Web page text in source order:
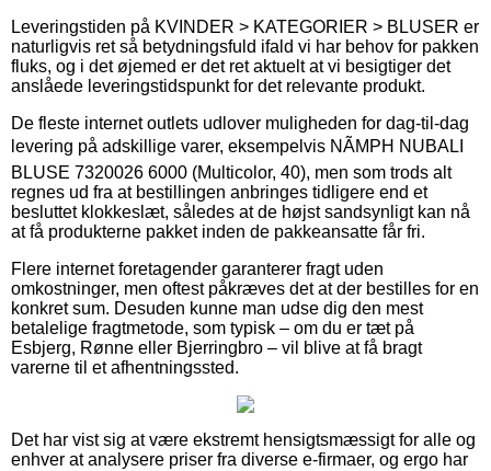
Leveringstiden på KVINDER > KATEGORIER > BLUSER er
naturligvis ret så betydningsfuld ifald vi har behov for pakken
fluks, og i det øjemed er det ret aktuelt at vi besigtiger det
anslåede leveringstidspunkt for det relevante produkt.
De fleste internet outlets udlover muligheden for dag-til-dag
levering på adskillige varer, eksempelvis NÃMPH NUBALI
BLUSE 7320026 6000 (Multicolor, 40), men som trods alt
regnes ud fra at bestillingen anbringes tidligere end et
besluttet klokkeslæt, således at de højst sandsynligt kan nå
at få produkterne pakket inden de pakkeansatte får fri.
Flere internet foretagender garanterer fragt uden
omkostninger, men oftest påkræves det at der bestilles for en
konkret sum. Desuden kunne man udse dig den mest
betalelige fragtmetode, som typisk – om du er tæt på
Esbjerg, Rønne eller Bjerringbro – vil blive at få bragt
varerne til et afhentningssted.
Det har vist sig at være ekstremt hensigtsmæssigt for alle og
enhver at analysere priser fra diverse e-firmaer, og ergo har